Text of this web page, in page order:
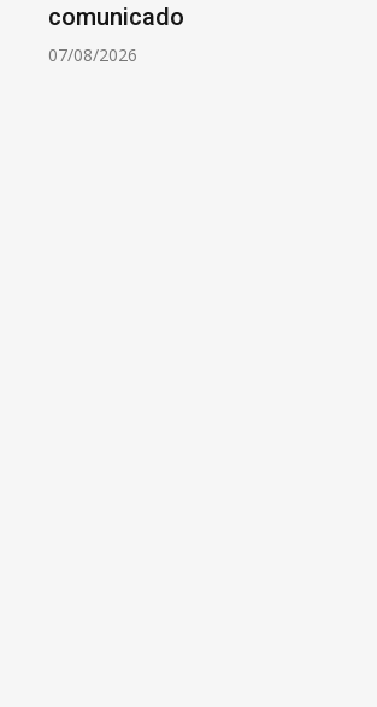
comunicado
07/08/2026